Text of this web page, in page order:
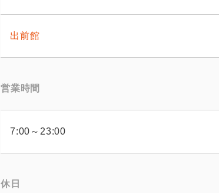
出前館
営業時間
7:00～23:00
休日